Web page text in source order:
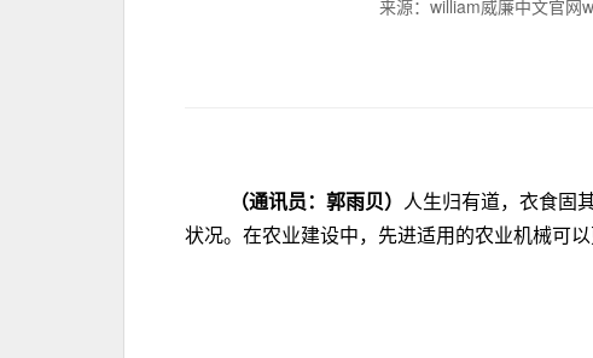
来源：william威廉中文官网
（通讯员：郭雨贝）
人生归有道，衣食固
状况。在农业建设中，先进适用的农业机械可